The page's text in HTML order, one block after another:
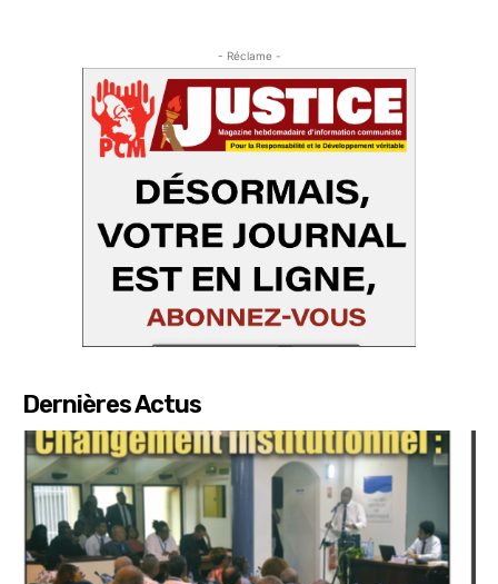
- Réclame -
Dernières Actus